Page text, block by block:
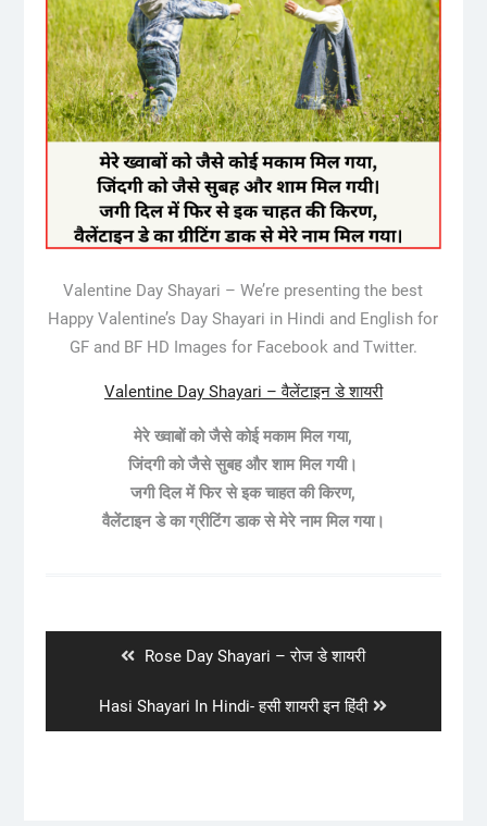
Valentine Day Shayari – We’re presenting the best
Happy Valentine’s Day Shayari in Hindi and English for
GF and BF HD Images for Facebook and Twitter.
Valentine Day Shayari – वैलेंटाइन डे शायरी
मेरे ख्वाबों को जैसे कोई मकाम मिल गया,
जिंदगी को जैसे सुबह और शाम मिल गयी।
जगी दिल में फिर से इक चाहत की किरण,
वैलेंटाइन डे का ग्रीटिंग डाक से मेरे नाम मिल गया।
Previous
Rose Day Shayari – रोज डे शायरी
Next
post:
Hasi Shayari In Hindi- हसी शायरी इन हिंदी